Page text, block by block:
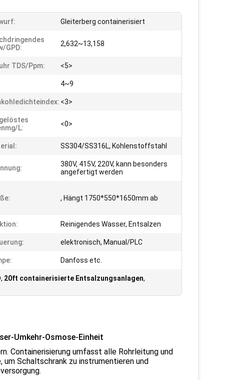
Gleiterberg containerisiert
GPD:
2,632~13,158
TDS/ppm: <5>
4~9
<3>
l:
<0>
SS304/SS316L, Kohlenstoffstahl
380V, 415V, 220V, kann besonders
angefertigt werden
, Hängt 1750*550*1650mm ab
Reinigendes Wasser, Entsalzen
elektronisch, Manual/PLC
Danfoss etc.
, 20ft containerisierte Entsalzungsanlagen,
Umkehr-Osmose-Einheit
Containerisierung umfasst alle Rohrleitung und
um Schaltschrank zu instrumentieren und